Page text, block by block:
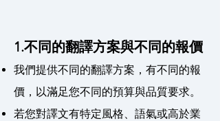
1.不同的翻譯方案與不同的報價
我們提供不同的翻譯方案，有不同的報
價，以滿足您不同的預算與品質要求。
若您對譯文有特定風格、語氣或高於業